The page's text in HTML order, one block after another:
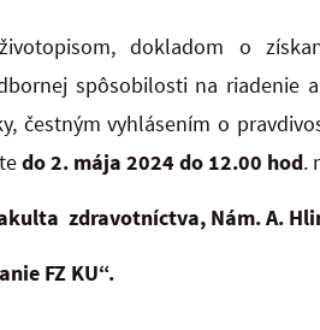
dokladom o
spôsobilosti na riadenie
čestným vyhlásením o
do 2. mája 2024 do 12.00 hod.
zdravotníctva, Nám. A.
FZ KU“.